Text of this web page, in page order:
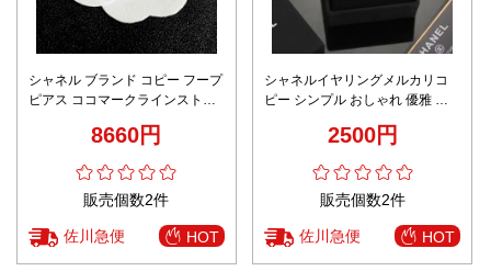
シャネル ブランド コピー フープ
ピアス ココマークラインストー
8660円
販売個数2件
佐川急便 HOT
シャネルイヤリングメルカリコ
ピー シンプル おしゃれ 優雅 ロ
2500円
販売個数2件
佐川急便 HOT